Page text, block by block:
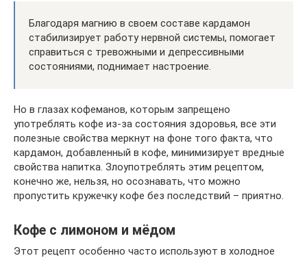
Благодаря магнию в своем составе кардамон
стабилизирует работу нервной системы, помогает
справиться с тревожными и депрессивными
состояниями, поднимает настроение.
Но в глазах кофеманов, которым запрещено
употреблять кофе из-за состояния здоровья, все эти
полезные свойства меркнут на фоне того факта, что
кардамон, добавленный в кофе, минимизирует вредные
свойства напитка. Злоупотреблять этим рецептом,
конечно же, нельзя, но осознавать, что можно
пропустить кружечку кофе без последствий – приятно.
Кофе с лимоном и мёдом
Этот рецепт особенно часто используют в холодное